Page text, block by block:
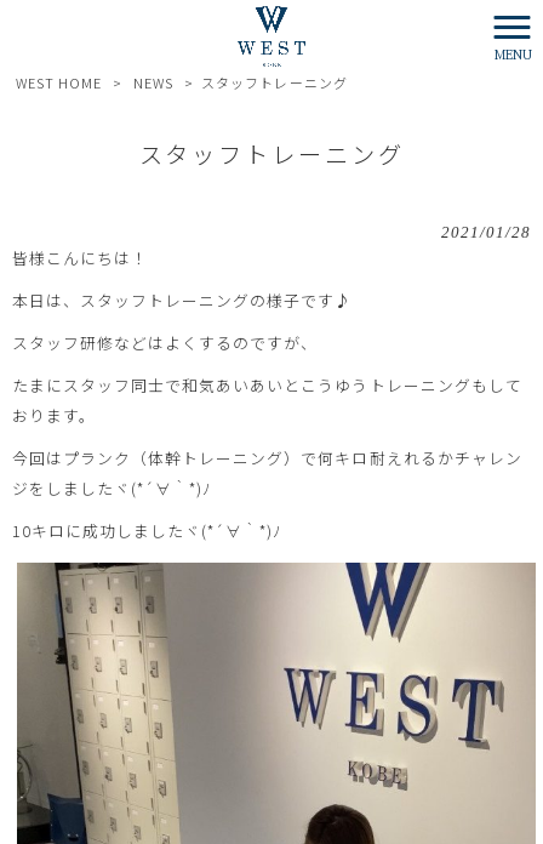
MENU
WEST HOME > NEWS > スタッフトレーニング
スタッフトレーニング
2021/01/28
皆様こんにちは！
本日は、スタッフトレーニングの様子です♪
スタッフ研修などはよくするのですが、
たまにスタッフ同士で和気あいあいとこうゆうトレーニングもして
おります。
今回はプランク（体幹トレーニング）で何キロ耐えれるかチャレン
ジをしましたヾ(*´∀｀*)ﾉ
10キロに成功しましたヾ(*´∀｀*)ﾉ